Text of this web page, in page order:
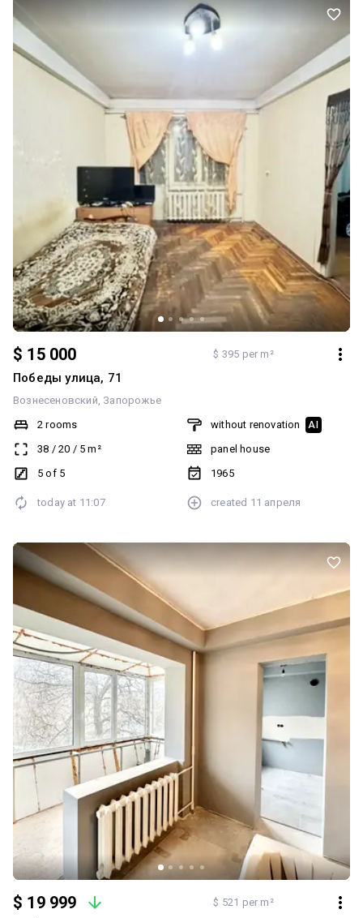
$ 15 000 $ 395 per m²
Победы улица, 71
Вознесеновский Запорожье
2 rooms
38 / 20 / 5 m²
5 of 5
without renovation AI
panel house
1965
today at 11:07 created 11 апреля
$ 19 999 $ 521 per m²